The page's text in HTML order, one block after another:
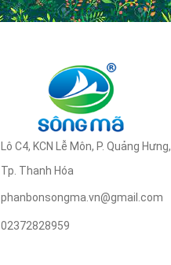
Lô C4, KCN Lễ Môn, P. Quảng Hưng,
Tp. Thanh Hóa
phanbonsongma.vn@gmail.com
02372828959